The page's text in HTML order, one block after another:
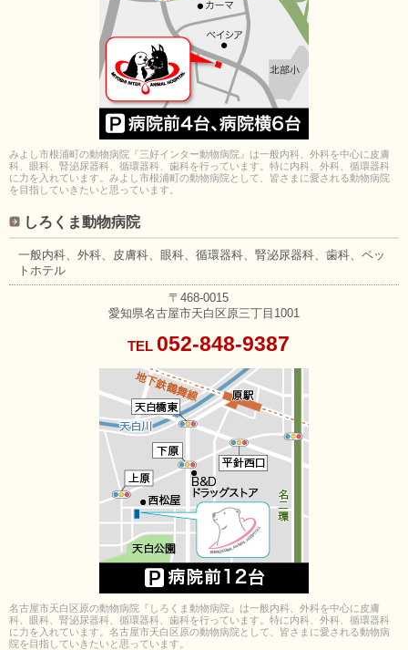
みよし市根浦町の動物病院『三好インター動物病院』は一般内科、外科を中心に皮膚
科、眼科、腎泌尿器科、循環器科、歯科を行っています。特に内科、外科、循環器科
に力を入れています。みよし市根浦町の動物病院として、皆さまに愛される動物病院
を目指していきたいと思っています。
しろくま動物病院
一般内科、外科、皮膚科、眼科、 循環器科、腎泌尿器科、歯科、 ペッ
トホテル
〒468-0015
愛知県名古屋市天白区原三丁目1001
TEL 052-848-9387
名古屋市天白区原の動物病院『しろくま動物病院』は一般内科、外科を中心に皮膚
科、眼科、腎泌尿器科、循環器科、歯科を行っています。特に内科、外科、循環器科
に力を入れています。名古屋市天白区原の動物病院として、皆さまに愛される動物病
院を目指していきたいと思っています。